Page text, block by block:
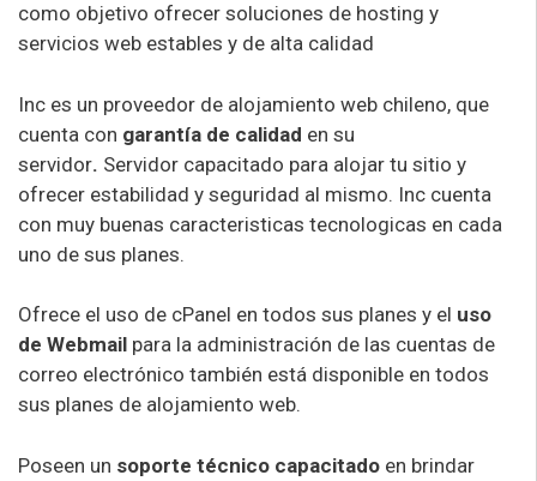
Inc es un proveedor de alojamiento web chileno, que
cuenta con garantía de calidad en su
servidor. Servidor capacitado para alojar tu sitio y
ofrecer estabilidad y seguridad al mismo. Inc cuenta
con muy buenas caracteristicas tecnologicas en cada
uno de sus planes.
Ofrece el uso de cPanel en todos sus planes y el uso
de Webmail para la administración de las cuentas de
correo electrónico también está disponible en todos
sus planes de alojamiento web.
Poseen un soporte técnico capacitado en brindar